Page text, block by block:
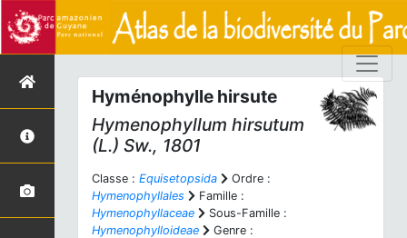
Hyménophylle hirsute
Hymenophyllum hirsutum
(L.) Sw., 1801
Classe : Equisetopsida
Ordre :
Hymenophyllales
Famille :
Hymenophyllaceae
Sous-Famille :
Hymenophylloideae
Genre :